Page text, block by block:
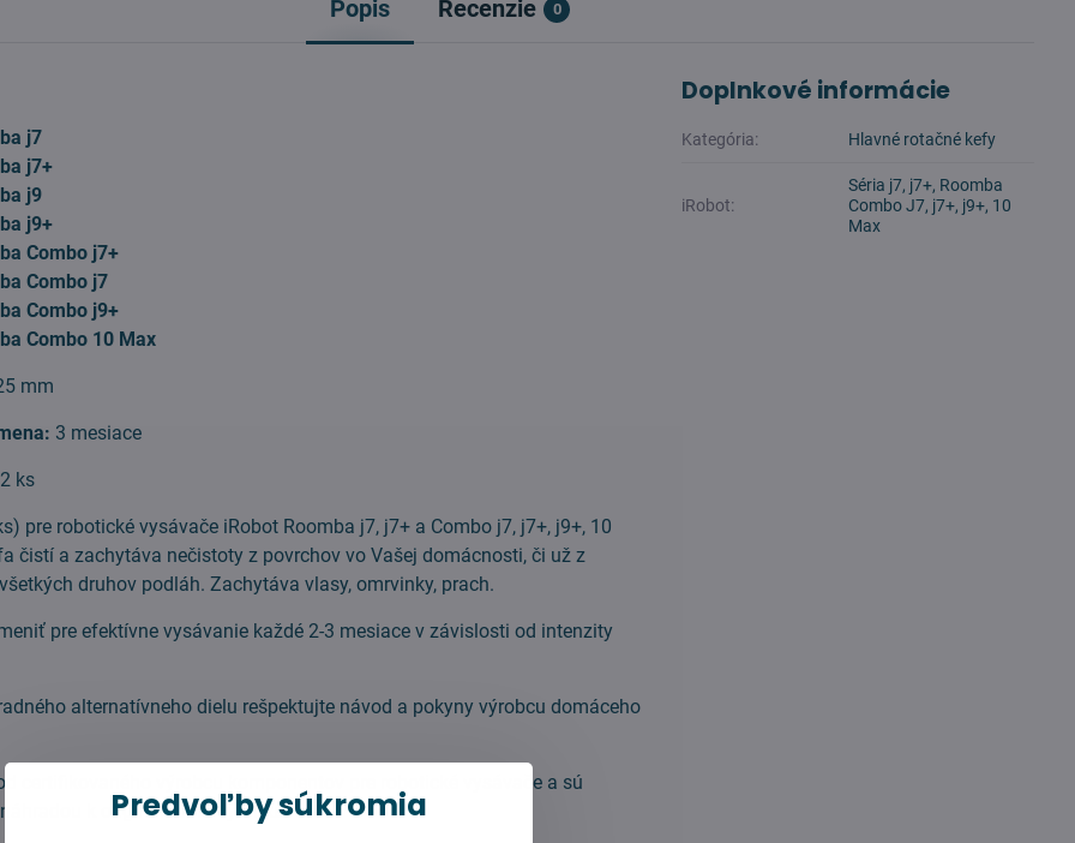
Popis Recenzie 0
j7
j7+
j9
j9+
Combo j7+
Combo j7
Combo j9+
Combo 10 Max
mm
3 mesiace
2 ks
pre robotické vysávače iRobot Roomba j7, j7+ a Combo j7, j7+, j9+, 10
čistí a zachytáva nečistoty z povrchov vo Vašej domácnosti, či už z
druhov podláh. Zachytáva vlasy, omrvinky, prach.
pre efektívne vysávanie každé 2-3 mesiace v závislosti od intenzity
alternatívneho dielu rešpektujte návod a pokyny výrobcu domáceho
certifikovaného výrobcu komponentov pre robotické vysávače a sú
k originálnemu výrobku.
Doplnkové informácie
Kategória: Hlavné rotačné kefy
iRobot:
Séria j7, j7+, Roomba
Combo J7, j7+, j9+, 10
Max
Predvoľby súkromia